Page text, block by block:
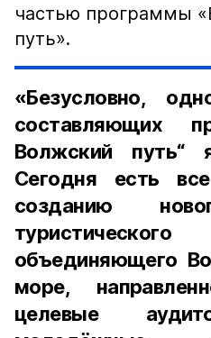
частью программы
путь».
«Безусловно,
составляющих
Волжский путь“
Сегодня есть
созданию
объединяющего
море,
целевые